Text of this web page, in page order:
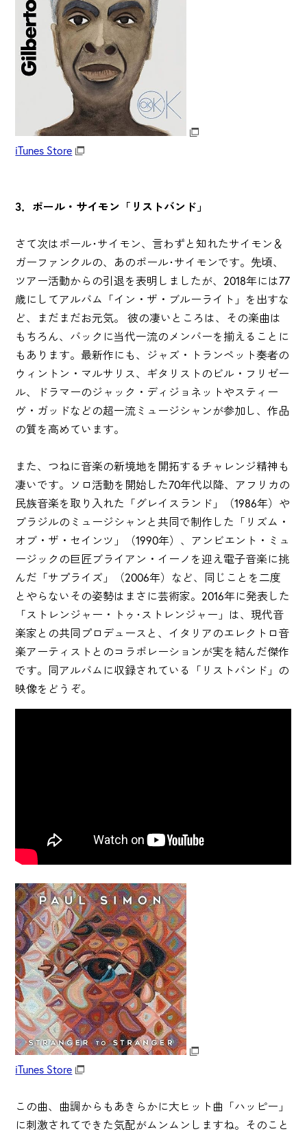
iTunes Store
3．ポール・サイモン「リストバンド」
さて次はポール･サイモン、言わずと知れたサイモン＆
ガーファンクルの、あのポール･サイモンです。先頃、
ツアー活動からの引退を表明しましたが、2018年には77
歳にしてアルバム「イン・ザ・ブルーライト」を出すな
ど、まだまだお元気。 彼の凄いところは、その楽曲は
もちろん、バックに当代一流のメンバーを揃えることに
もあります。最新作にも、ジャズ・トランペット奏者の
ウィントン・マルサリス、ギタリストのビル・フリゼー
ル、ドラマーのジャック・ディジョネットやスティー
ヴ・ガッドなどの超一流ミュージシャンが参加し、作品
の質を高めています。
また、つねに音楽の新境地を開拓するチャレンジ精神も
凄いです。ソロ活動を開始した70年代以降、アフリカの
民族音楽を取り入れた「グレイスランド」（1986年）や
ブラジルのミュージシャンと共同で制作した「リズム・
オブ・ザ・セインツ」（1990年）、アンビエント・ミュ
ージックの巨匠ブライアン・イーノを迎え電子音楽に挑
んだ「サプライズ」（2006年）など、同じことを二度
とやらないその姿勢はまさに芸術家。2016年に発表した
「ストレンジャー・トゥ･ストレンジャー」は、現代音
楽家との共同プロデュースと、イタリアのエレクトロ音
楽アーティストとのコラボレーションが実を結んだ傑作
です。同アルバムに収録されている「リストバンド」の
映像をどうぞ。
iTunes Store
この曲、曲調からもあきらかに大ヒット曲「ハッピー」
に刺激されてできた気配がムンムンしますね。そのこと